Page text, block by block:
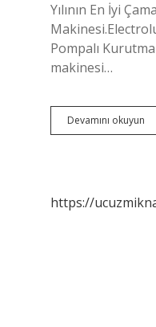
Yılının En İyi
Pompalı
makinesi…
Devamını okuyun
Iyi
https://